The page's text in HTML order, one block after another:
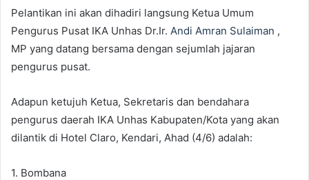
Pelantikan ini akan dihadiri langsung Ketua Umum
Pengurus Pusat IKA Unhas Dr.Ir. Andi Amran Sulaiman ,
MP yang datang bersama dengan sejumlah jajaran
pengurus pusat.
Adapun ketujuh Ketua, Sekretaris dan bendahara
pengurus daerah IKA Unhas Kabupaten/Kota yang akan
dilantik di Hotel Claro, Kendari, Ahad (4/6) adalah:
1. Bombana